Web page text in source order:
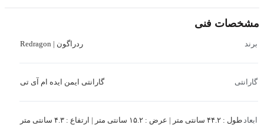
مشخصات فنی
برند ردراگون | Redragon
گارانتی گارانتی ایمن ایده ام آی تی
ابعاد طول : ۴۴.۲ سانتی متر | عرض : ۱۵.۲ سانتی متر | ارتفاع : ۴.۳ سانتی متر